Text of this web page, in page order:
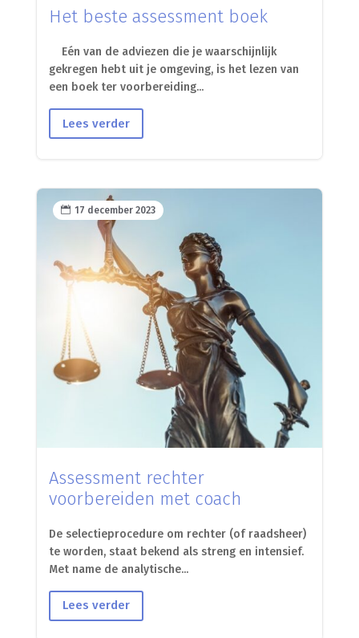
Het beste assessment boek
Eén van de adviezen die je waarschijnlijk
gekregen hebt uit je omgeving, is het lezen van
een boek ter voorbereiding...
Lees verder
Assessment rechter
voorbereiden met coach
De selectieprocedure om rechter (of raadsheer)
te worden, staat bekend als streng en intensief.
Met name de analytische...
Lees verder
 17 december 2023